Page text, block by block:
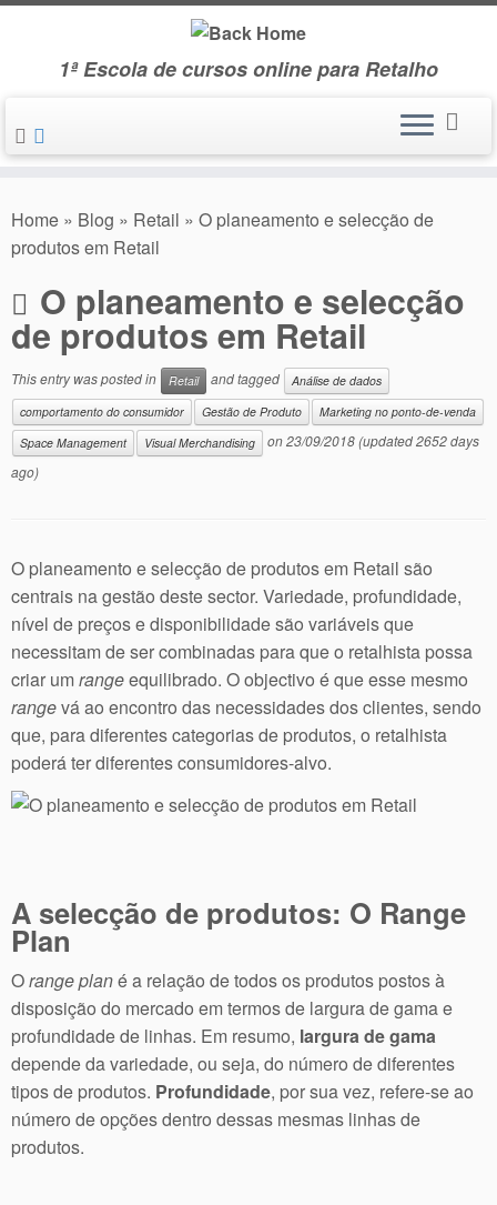
Skip
1ª Escola de cursos online para Retalho
Home » Blog » Retail » O planeamento e selecção de
produtos em Retail
O planeamento e selecção
de produtos em Retail
This entry was posted in Retail and tagged
Análise de dados
comportamento do consumidor
Gestão de Produto
Marketing no ponto-de-venda
Space Management
Visual Merchandising on23/09/2018(updated 2652 days
ago)
O planeamento e selecção de produtos em Retail são
centrais na gestão deste sector. Variedade, profundidade,
nível de preços e disponibilidade são variáveis que
necessitam de ser combinadas para que o retalhista possa
criar umrangeequilibrado. O objectivo é que esse mesmo
rangevá ao encontro das necessidades dos clientes, sendo
que, para diferentes categorias de produtos, o retalhista
poderá ter diferentes consumidores-alvo.
A selecção de produtos: O Range
Plan
Orange plané a relação de todos os produtos postos à
disposição do mercado em termos de largura de gama e
profundidade de linhas. Em resumo, largura de gama
depende da variedade, ou seja, do número de diferentes
tipos de produtos. Profundidade, por sua vez, refere-se ao
número de opções dentro dessas mesmas linhas de
produtos.